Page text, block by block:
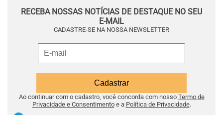
RECEBA NOSSAS NOTÍCIAS DE DESTAQUE NO SEU
E-MAIL
CADASTRE-SE NA NOSSA NEWSLETTER
Ao continuar com o cadastro, você concorda com nosso Termo de
Privacidade e Consentimentoe a Política de Privacidade.